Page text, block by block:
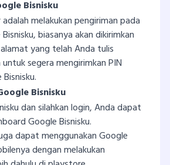
Bisnisku
melakukan pengiriman pada
biasanya akan dikirimkan
yang telah Anda tulis
segera mengirimkan PIN
Bisnisku
dan silahkan login, Anda dapat
Google Bisnisku.
dapat menggunakan Google
dengan melakukan